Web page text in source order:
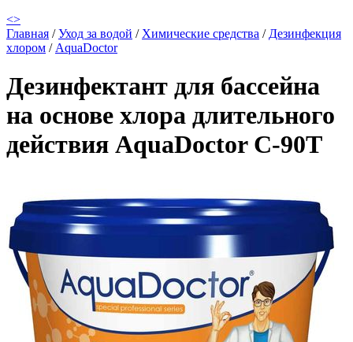
<>
Главная /Уход за водой / Химические средства / Дезинфекция
хлором / AquaDoctor
Дезинфектант для бассейна
на основе хлора длительного
действия AquaDoctor C-90T